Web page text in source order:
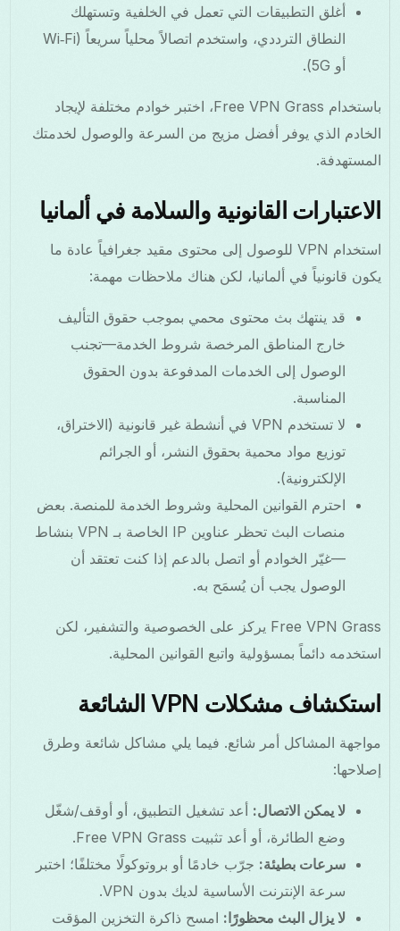
أغلق التطبيقات التي تعمل في الخلفية وتستهلك
النطاق الترددي، واستخدم اتصالاً محلياً سريعاً (Wi‑Fi
أو 5G).
باستخدام Free VPN Grass، اختبر خوادم مختلفة لإيجاد
الخادم الذي يوفر أفضل مزيج من السرعة والوصول لخدمتك
المستهدفة.
الاعتبارات القانونية والسلامة في ألمانيا
استخدام VPN للوصول إلى محتوى مقيد جغرافياً عادة ما
يكون قانونياً في ألمانيا، لكن هناك ملاحظات مهمة:
قد ينتهك بث محتوى محمي بموجب حقوق التأليف
خارج المناطق المرخصة شروط الخدمة—تجنب
الوصول إلى الخدمات المدفوعة بدون الحقوق
المناسبة.
لا تستخدم VPN في أنشطة غير قانونية (الاختراق،
توزيع مواد محمية بحقوق النشر، أو الجرائم
الإلكترونية).
احترم القوانين المحلية وشروط الخدمة للمنصة. بعض
منصات البث تحظر عناوين IP الخاصة بـ VPN بنشاط
—غيّر الخوادم أو اتصل بالدعم إذا كنت تعتقد أن
الوصول يجب أن يُسمَح به.
Free VPN Grass يركز على الخصوصية والتشفير، لكن
استخدمه دائماً بمسؤولية واتبع القوانين المحلية.
استكشاف مشكلات VPN الشائعة
مواجهة المشاكل أمر شائع. فيما يلي مشاكل شائعة وطرق
إصلاحها:
لا يمكن الاتصال: أعد تشغيل التطبيق، أو أوقف/شغّل
وضع الطائرة، أو أعد تثبيت Free VPN Grass.
سرعات بطيئة: جرّب خادمًا أو بروتوكولًا مختلفًا؛ اختبر
سرعة الإنترنت الأساسية لديك بدون VPN.
لا يزال البث محظورًا: امسح ذاكرة التخزين المؤقت